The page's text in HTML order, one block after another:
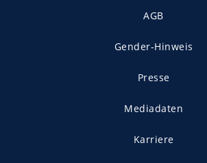
AGB
Gender-Hinweis
Presse
Mediadaten
Karriere